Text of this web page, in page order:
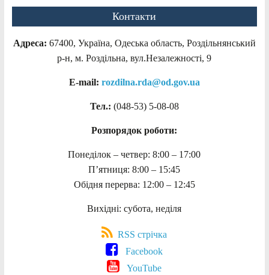
Контакти
Адреса: 67400, Україна, Одеська область, Роздільнянський
р-н, м. Роздільна, вул.Незалежності, 9
E-mail: rozdilna.rda@od.gov.ua
Тел.: (048-53) 5-08-08
Розпорядок роботи:
Понеділок – четвер: 8:00 – 17:00
П’ятниця: 8:00 – 15:45
Обідня перерва: 12:00 – 12:45
Вихідні: субота, неділя
RSS стрічка
Facebook
YouTube